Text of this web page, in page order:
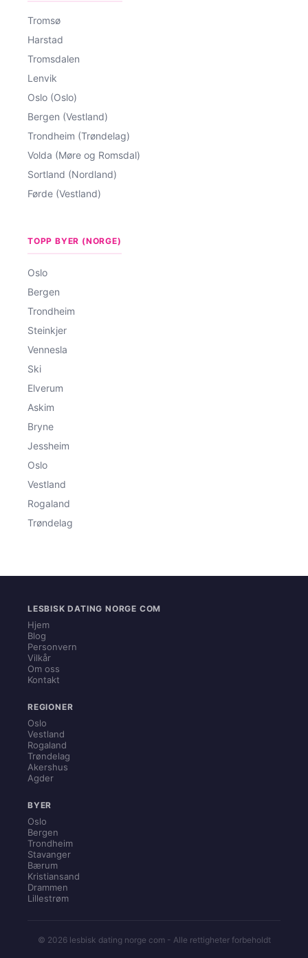
Tromsø
Harstad
Tromsdalen
Lenvik
Oslo (Oslo)
Bergen (Vestland)
Trondheim (Trøndelag)
Volda (Møre og Romsdal)
Sortland (Nordland)
Førde (Vestland)
TOPP BYER (NORGE)
Oslo
Bergen
Trondheim
Steinkjer
Vennesla
Ski
Elverum
Askim
Bryne
Jessheim
Oslo
Vestland
Rogaland
Trøndelag
LESBISK DATING NORGE COM
Hjem
Blog
Personvern
Vilkår
Om oss
Kontakt
REGIONER
Oslo
Vestland
Rogaland
Trøndelag
Akershus
Agder
BYER
Oslo
Bergen
Trondheim
Stavanger
Bærum
Kristiansand
Drammen
Lillestrøm
© 2026 lesbisk dating norge com - Alle rettigheter forbeholdt